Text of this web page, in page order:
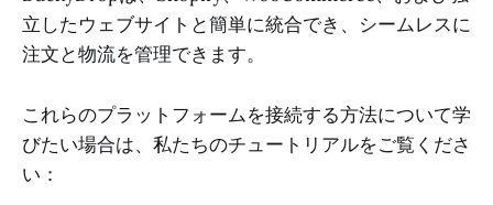
立したウェブサイトと簡単に統合でき、シームレスに
注文と物流を管理できます。
これらのプラットフォームを接続する方法について学
びたい場合は、私たちのチュートリアルをご覧くださ
い：